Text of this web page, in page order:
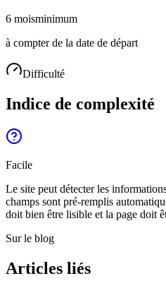
6 moisminimum
à compter de la date de départ
Difficulté
Indice de complexité
Facile
Le site peut détecter les
champs sont pré-remplis
doit bien être lisible et la page doit
Sur le blog
Articles liés